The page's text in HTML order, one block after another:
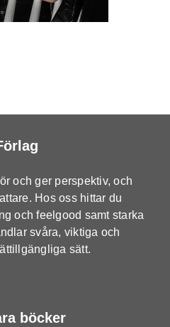
och ger perspektiv, och
Hos oss hittar du
och feelgood samt starka
svåra, viktiga och
sätt.
böcker